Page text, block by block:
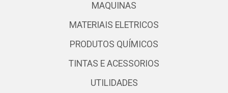
MAQUINAS
MATERIAIS ELETRICOS
PRODUTOS QUÍMICOS
TINTAS E ACESSORIOS
UTILIDADES